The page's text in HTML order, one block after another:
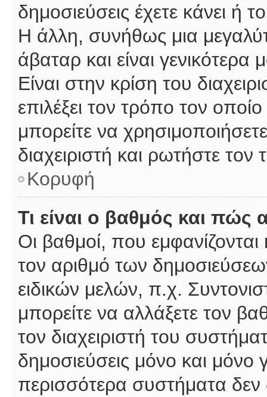
δημοσιεύσεις έχετε κάνει
Η άλλη, συνήθως μια
άβαταρ και είναι
Είναι στην κρίση του
επιλέξει τον τρόπο τον
μπορείτε να
διαχειριστή και ρωτήστε τον
Κορυφή
Τι είναι ο βαθμός και
Οι βαθμοί, που
τον αριθμό των
ειδικών μελών, π.χ.
μπορείτε να αλλάξετε τον
τον διαχειριστή του
δημοσιεύσεις μόνο και
περισσότερα συστήματα δεν